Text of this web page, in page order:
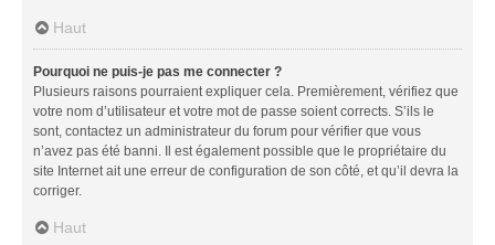
Haut
Pourquoi ne puis-je pas me connecter ?
Plusieurs raisons pourraient expliquer cela. Premièrement, vérifiez que
votre nom d’utilisateur et votre mot de passe soient corrects. S’ils le
sont, contactez un administrateur du forum pour vérifier que vous
n’avez pas été banni. Il est également possible que le propriétaire du
site Internet ait une erreur de configuration de son côté, et qu’il devra la
corriger.
Haut